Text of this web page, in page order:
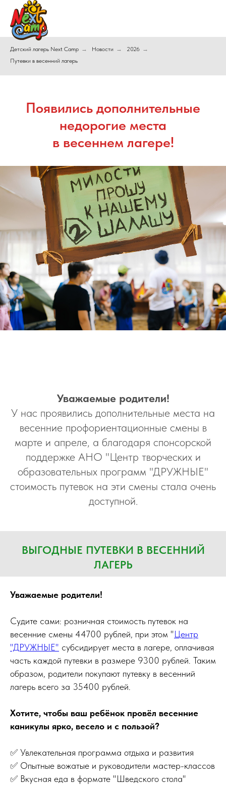
Детский лагерь Next Camp → Новости → 2026 →
Путевки в весенний лагерь
Появились дополнительные
недорогие места
в весеннем лагере!
Уважаемые родители!
У нас проявились дополнительные места на
весенние профориентационные смены в
марте и апреле, а благодаря спонсорской
поддержке АНО "Центр творческих и
образовательных программ "ДРУЖНЫЕ"
стоимость путевок на эти смены стала очень
доступной.
ВЫГОДНЫЕ ПУТЕВКИ В ВЕСЕННИЙ
ЛАГЕРЬ
Уважаемые родители!
Судите сами: розничная стоимость путевок на
весенние смены 44700 рублей, при этом "Центр
"ДРУЖНЫЕ" субсидирует места в лагере, оплачивая
часть каждой путевки в размере 9300 рублей. Таким
образом, родители покупают путевку в весенний
лагерь всего за 35400 рублей.
Хотите, чтобы ваш ребёнок провёл весенние
каникулы ярко, весело и с пользой?
✅ Увлекательная программа отдыха и развития
✅ Опытные вожатые и руководители мастер-классов
✅ Вкусная еда в формате "Шведского стола"